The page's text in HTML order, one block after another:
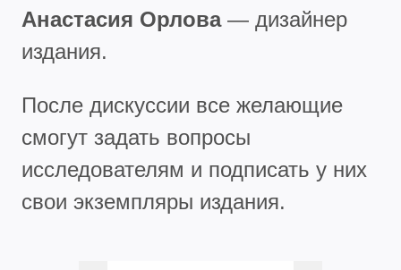
Анастасия Орлова— дизайнер
издания.
После дискуссии все желающие
смогут задать вопросы
исследователям и подписать у них
свои экземпляры издания.